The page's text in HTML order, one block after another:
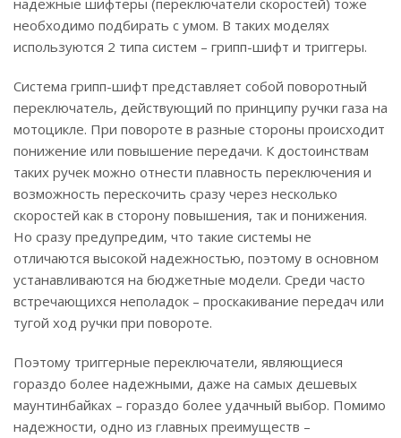
надежные шифтеры (переключатели скоростей) тоже
необходимо подбирать с умом. В таких моделях
используются 2 типа систем – грипп-шифт и триггеры.
Система грипп-шифт представляет собой поворотный
переключатель, действующий по принципу ручки газа на
мотоцикле. При повороте в разные стороны происходит
понижение или повышение передачи. К достоинствам
таких ручек можно отнести плавность переключения и
возможность перескочить сразу через несколько
скоростей как в сторону повышения, так и понижения.
Но сразу предупредим, что такие системы не
отличаются высокой надежностью, поэтому в основном
устанавливаются на бюджетные модели. Среди часто
встречающихся неполадок – проскакивание передач или
тугой ход ручки при повороте.
Поэтому триггерные переключатели, являющиеся
гораздо более надежными, даже на самых дешевых
маунтинбайках – гораздо более удачный выбор. Помимо
надежности, одно из главных преимуществ –